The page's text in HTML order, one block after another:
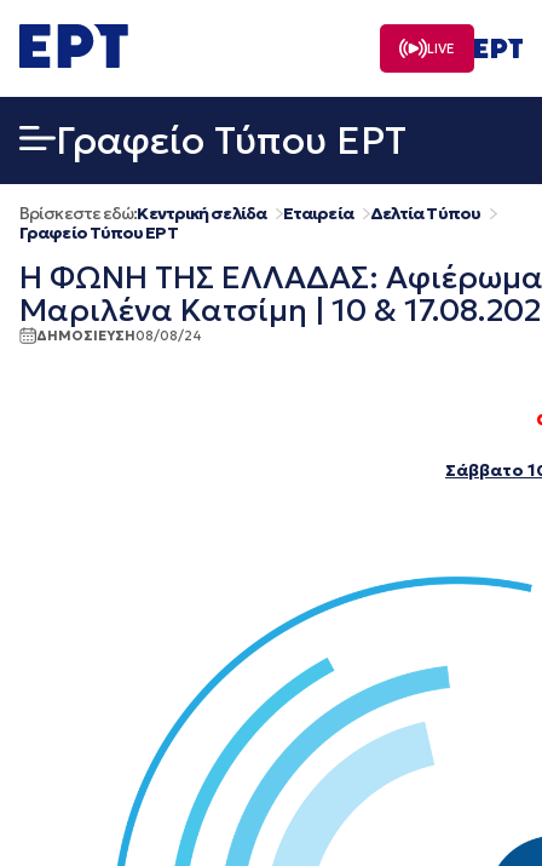
σε
περιεχόμενο
LIVE
Γραφείο Τύπου ΕΡΤ
Βρίσκεστε εδώ:Κεντρική σελίδα Εταιρεία
Δελτία Τύπου
Γραφείο Τύπου ΕΡΤ
Η ΦΩΝΗ ΤΗΣ ΕΛΛΑΔΑΣ: Αφιέρωμα
Μαριλένα Κατσίμη | 10 &
ΔΗΜΟΣΙΕΥΣΗ08/08/24
Σάββατο